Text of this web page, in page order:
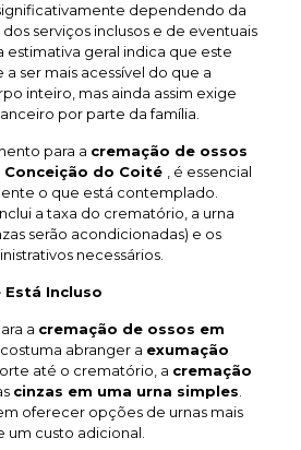
dependendo da
serviços inclusos e de eventuais
estimativa geral indica que este
ser mais acessível do que a
inteiro, mas ainda assim exige
por parte da família.
para a cremação de ossos
do Coité
, é essencial
o que está contemplado.
a taxa do crematório, a urna
serão acondicionadas) e os
necessários.
Está Incluso
a cremação de ossos em
abranger a exumação
até o crematório, a cremação
cinzas em uma urna simples
oferecer opções de urnas mais
custo adicional.